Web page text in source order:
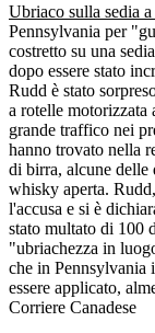
Ubriaco sulla sedia
Pennsylvania per
costretto su una
dopo essere stato
Rudd è stato
a rotelle motorizzata
grande traffico nei
hanno trovato nella
di birra, alcune delle
whisky aperta.
l'accusa e si è
stato multato di 100
"ubriachezza in
che in Pennsylvania
essere applicato,
Corriere Canadese